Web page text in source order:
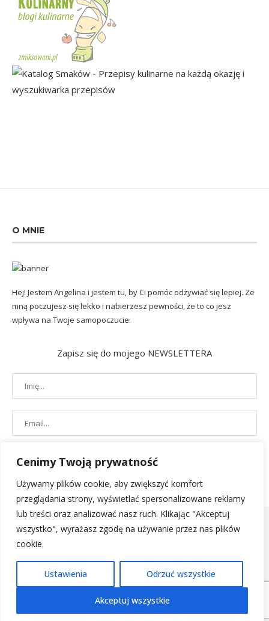
Cenimy Twoją prywatność
Używamy plików cookie, aby zwiększyć komfort
przeglądania strony, wyświetlać spersonalizowane reklamy
lub treści oraz analizować nasz ruch. Klikając "Akceptuj
wszystko", wyrażasz zgodę na używanie przez nas plików
cookie.
Ustawienia Odrzuć wszystkie
Akceptuj wszystkie
O MNIE
Hej! Jestem Angelina i jestem tu, by Ci pomóc odżywiać się lepiej. Ze
mną poczujesz się lekko i nabierzesz pewności, że to co jesz
wpływa na Twoje samopoczucie.
Zapisz się do mojego NEWSLETTERA
POLITYKA PRYWATNOŚCI REGULAMIN SKLEPU| 2019 - All Right
Reserved. Designed and Developed byPenciDesign